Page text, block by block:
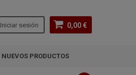
0,00 €
Iniciar sesión
NUEVOS PRODUCTOS